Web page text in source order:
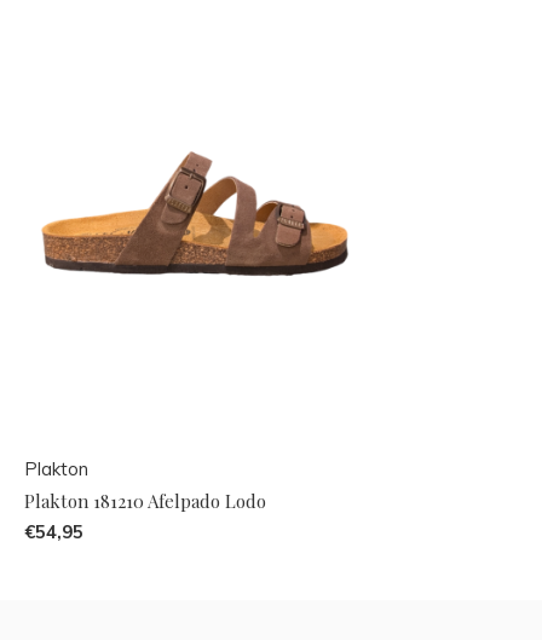
Plakton
Plakton 181210 Afelpado Lodo
€54,95